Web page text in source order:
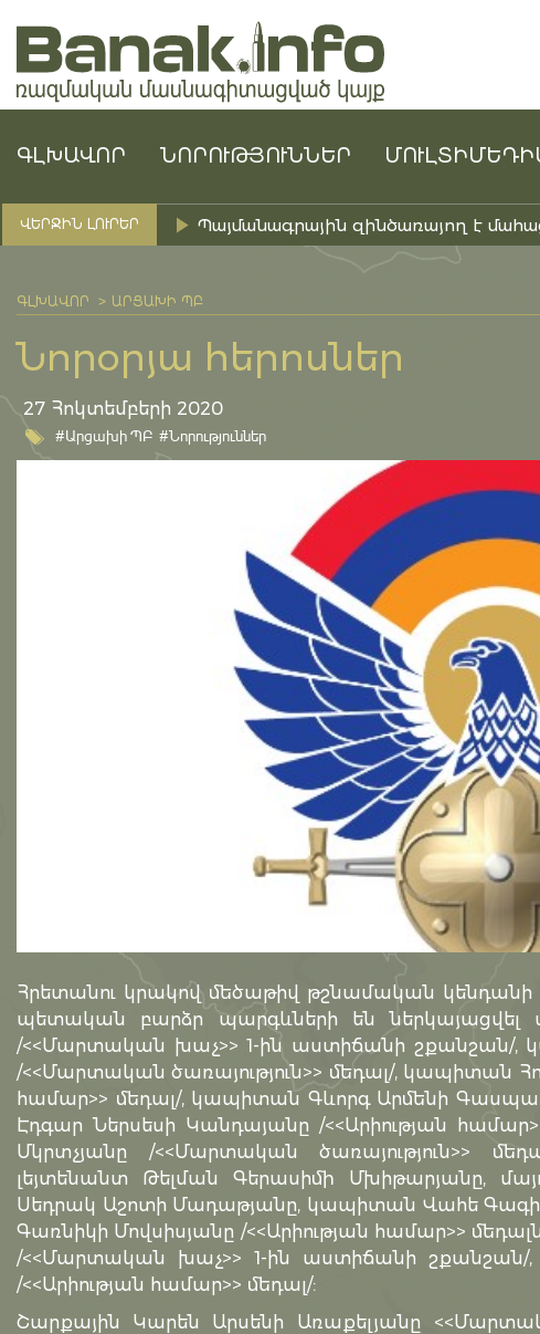
ԳԼԽԱՎՈՐ ՆՈՐՈՒԹՅՈՒՆՆԵՐ
ՎԵՐՋԻՆ ԼՈՒՐԵՐ Պայմանագրային զինծառայող է
ԳԼԽԱՎՈՐ ԱՐՑԱԽԻ ՊԲ
Նորօրյա հերոսներ
27 Հոկտեմբերի 2020
#Արցախի ՊԲ #Նորություններ
Հրետանու կրակով մեծաթիվ թշնամական կենդանի
պետական բարձր պարգևների են
/<<Մարտական խաչ>> 1-ին աստիճանի շքանշան/,
/<<Մարտական ծառայություն>> մեդալ/, կապիտան
համար>> մեդալ/, կապիտան Գևորգ Արմենի
Էդգար Ներսեսի Կանդայանը /<<Արիության
Մկրտչյանը /<<Մարտական ծառայություն>>
լեյտենանտ Թելման Գերասիմի Մխիթարյանը,
Սեդրակ Աշոտի Մադաթյանը, կապիտան Վահե
Գառնիկի Մովսիսյանը /<<Արիության համար>>
/<<Մարտական խաչ>> 1-ին աստիճանի շքանշան/
/<<Արիության համար>> մեդալ/:
Շարքային Կարեն Արսենի Առաքելյանը